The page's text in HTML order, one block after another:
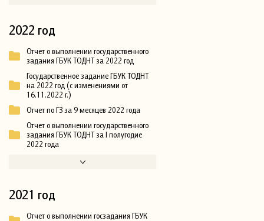
2022 год
Отчет о выполнении государственного
задания ГБУК ТОДНТ за 2022 год
Государственное задание ГБУК ТОДНТ
на 2022 год (с изменениями от
16.11.2022 г.)
Отчет по ГЗ за 9 месяцев 2022 года
Отчет о выполнении государственного
задания ГБУК ТОДНТ за I полугодие
2022 года
2021 год
Отчет о выполнении госзадания ГБУК